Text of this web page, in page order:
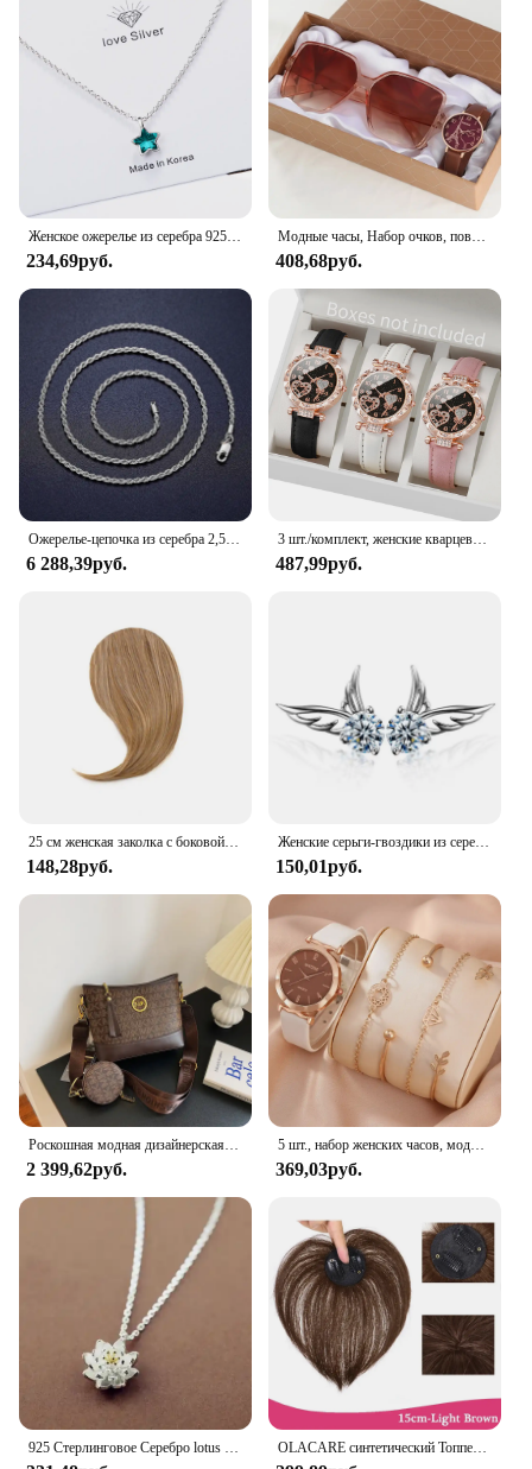
Женское ожерелье из серебра 925 пробы с синей звездой и кристаллами
234,69руб.
Модные часы, Набор очков, повседневные часы с кожаным ремешком, Женские Простые солнцезащитные очки, Женские кварцевые наручные часы с циферблатом железной башни, платье C
408,68руб.
Ожерелье-цепочка из серебра 2,5 пробы, мм
6 288,39руб.
3 шт./комплект, женские кварцевые часы с кожаным ремешком
487,99руб.
25 см женская заколка с боковой челкой, натуральная толстая матовая челка для наращивания волос на лбу, черная, коричневая, светлая челка, парик с бахромой, шиньоны
148,28руб.
Женские серьги-гвоздики из серебра 925 пробы, с цирконом
150,01руб.
Роскошная модная дизайнерская женская сумка IMJK, ручные сумки, наплечный мессенджер, наклонная сумка на плечо, вечерние квадратные сумки
2 399,62руб.
5 шт., набор женских часов, модные повседневные кварцевые часы, модный простой браслет, набор часов
369,03руб.
925 Стерлинговое Серебро lotus ожерелья и кулоны для женщин Высокое качество Стерлинговое Серебро-ювелирные изделия OLACARE синтетический Топпер шиньон накладной челка с зажимом удлинение челки натуральная накладная бахрома Невидимый Клоуз шиньон для женщин